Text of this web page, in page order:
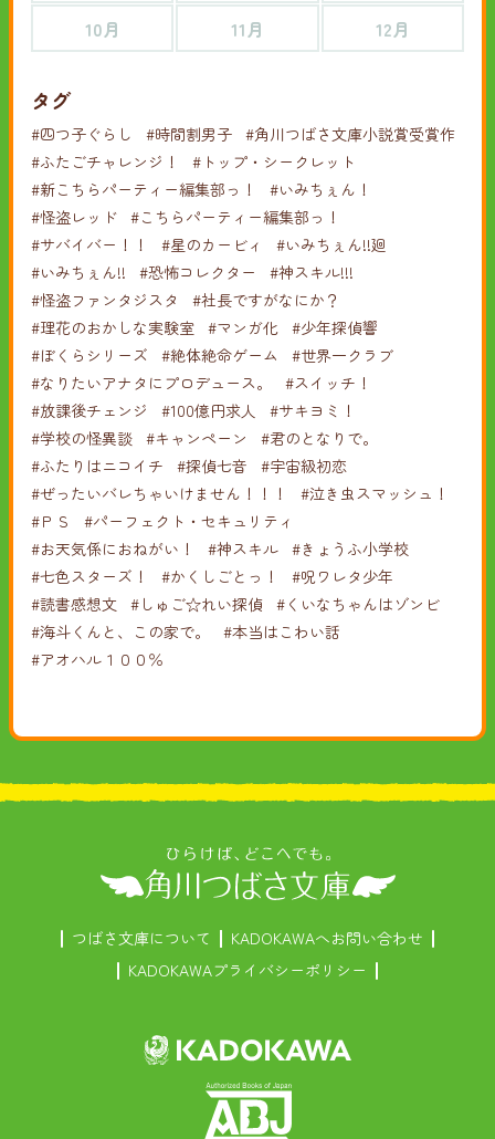
10月
11月 12月
タグ
#四つ子ぐらし #時間割男子 #角川つばさ文庫小説賞受賞作
#ふたごチャレンジ！
#トップ・シークレット
#新こちらパーティー編集部っ！
#いみちぇん！
#怪盗レッド #こちらパーティー編集部っ！
#サバイバー！！
#星のカービィ
#いみちぇん!!廻
#いみちぇん!!
#恐怖コレクター
#神スキル!!!
#怪盗ファンタジスタ
#社長ですがなにか？
#理花のおかしな実験室 #マンガ化 #少年探偵響
#ぼくらシリーズ
#絶体絶命ゲーム
#世界一クラブ
#なりたいアナタにプロデュース。
#スイッチ！
#放課後チェンジ
#100億円求人
#サキヨミ！
#学校の怪異談 #キャンペーン
#君のとなりで。
#ふたりはニコイチ
#探偵七音
#宇宙級初恋
#ぜったいバレちゃいけません！！！
#泣き虫スマッシュ！
#ＰＳ
#パーフェクト・セキュリティ
#お天気係におねがい！
#神スキル #きょうふ小学校
#七色スターズ！
#かくしごとっ！
#呪ワレタ少年
#読書感想文
#しゅご☆れい探偵 #くいなちゃんはゾンビ
#海斗くんと、この家で。
#本当はこわい話
#アオハル１００％
つばさ文庫について
KADOKAWAへお問い合わせ
KADOKAWAプライバシーポリシー